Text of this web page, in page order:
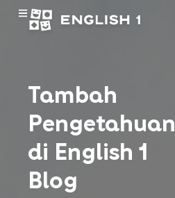
Tambah
Pengetahuan
di English 1
Blog